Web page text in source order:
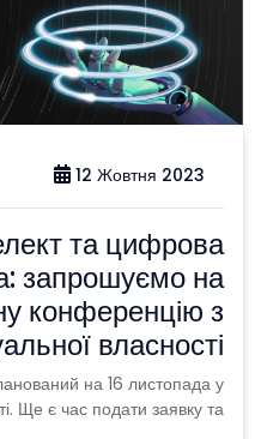
12 Жовтня 2023
та цифрова
запрошуємо на
конференцію з
власності
на 16 листопада у
Ще є час подати заявку та